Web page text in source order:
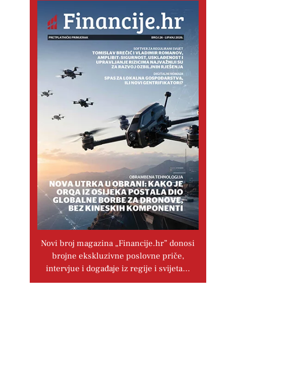
Novi broj magazina „Financije.hr” donosi
brojne ekskluzivne poslovne priče,
intervjue i događaje iz regije i svijeta…